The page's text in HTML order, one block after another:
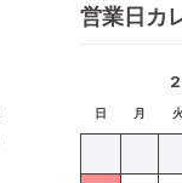
営業日カ
日 月 火